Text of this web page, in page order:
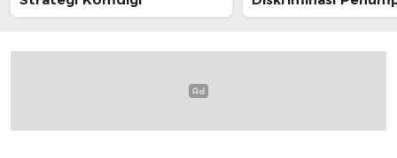
TransJakarta